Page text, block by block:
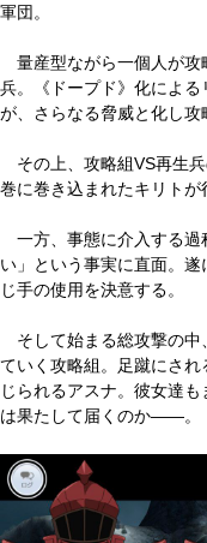
軍団。
量産型ながら一個人が
兵。《ドープド》化によ
が、さらなる脅威と化し攻
その上、攻略組VS再生
巻に巻き込まれたキリト
一方、事態に介入する過
い」という事実に直面。
じ手の使用を決意する。
そして始まる総攻撃の中
ていく攻略組。足蹴にさ
じられるアスナ。彼女達
は果たして届くのか――。